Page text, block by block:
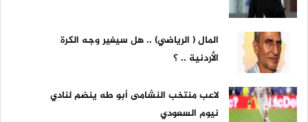
المال ( الرياضي) .. هل سيغير وجه الكرة
الأردنية .. ؟
لاعب منتخب النشامى أبو طه ينضم لنادي
نيوم السعودي